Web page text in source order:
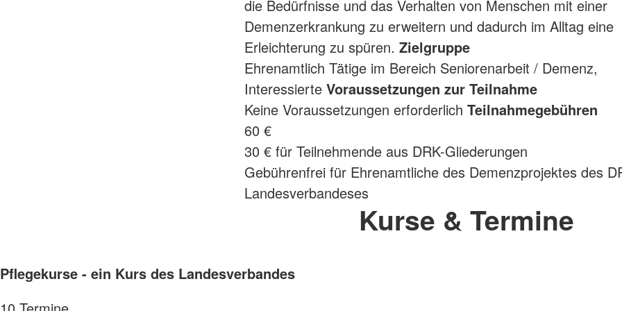
die Bedürfnisse und das Verhalten von Menschen mit einer
Demenzerkrankung zu erweitern und dadurch im Alltag eine
Erleichterung zu spüren. Zielgruppe
Ehrenamtlich Tätige im Bereich Seniorenarbeit / Demenz,
Interessierte Voraussetzungen zur Teilnahme
Keine Voraussetzungen erforderlich Teilnahmegebühren
60 €
30 € für Teilnehmende aus DRK-Gliederungen
Gebührenfrei für Ehrenamtliche des Demenzprojektes des
Landesverbandeses
Kurse & Termine
Pflegekurse - ein Kurs des Landesverbandes